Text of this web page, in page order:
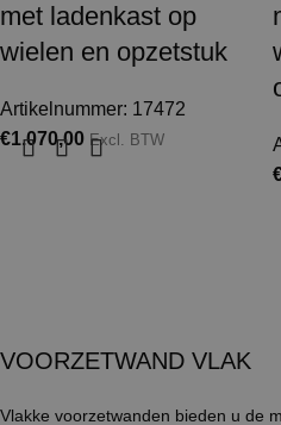
met ladenkast op
wielen en opzetstuk
Artikelnummer: 17472
€1.070,00 Excl. BTW
VOORZETWAND VLAK
Vlakke voorzetwanden bieden u de